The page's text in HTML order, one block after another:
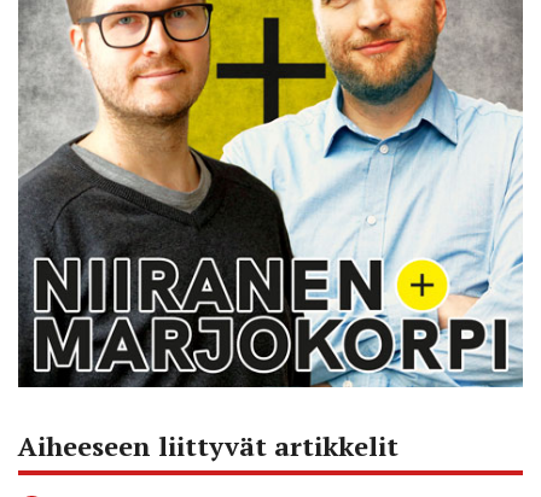
Aiheeseen liittyvät artikkelit